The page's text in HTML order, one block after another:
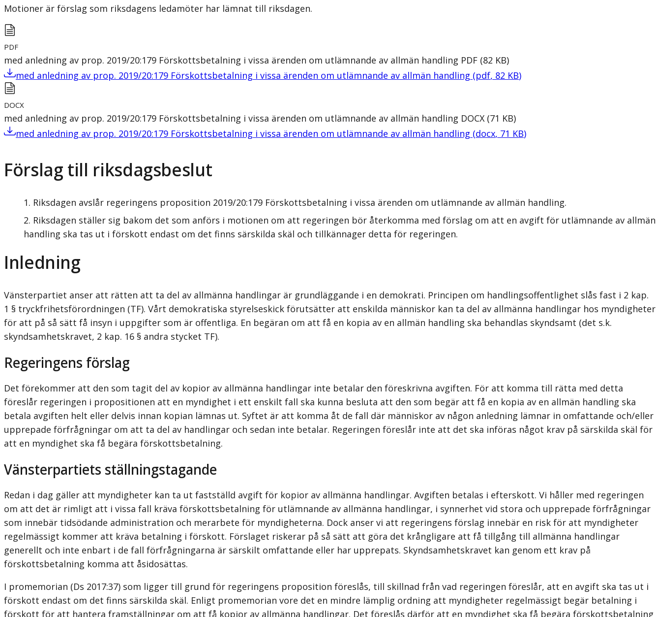
Motioner är förslag som riksdagens ledamöter har lämnat till riksdagen.
PDF
med anledning av prop. 2019/20:179 Förskottsbetalning i vissa ärenden om utlämnande av allmän handling PDF (82 KB)
med anledning av prop. 2019/20:179 Förskottsbetalning i vissa ärenden om utlämnande av allmän handling (pdf, 82 KB)
DOCX
med anledning av prop. 2019/20:179 Förskottsbetalning i vissa ärenden om utlämnande av allmän handling DOCX (71 KB)
med anledning av prop. 2019/20:179 Förskottsbetalning i vissa ärenden om utlämnande av allmän handling (docx, 71 KB)
Förslag till riksdagsbeslut
Riksdagen avslår regeringens proposition 2019/20:179 Förskotts­betalning i vissa ärenden om utlämnande av allmän handling.
Riksdagen ställer sig bakom det som anförs i motionen om att regeringen bör återkomma med förslag om att en avgift för utlämnande av allmän
handling ska tas ut i förskott endast om det finns särskilda skäl och tillkännager detta för regeringen.
Inledning
Vänsterpartiet anser att rätten att ta del av allmänna handlingar är grundläggande i en demokrati. Principen om handlingsoffentlighet slås fast i 2 kap.
1 § tryckfrihetsför­ordningen (TF). Vårt demokratiska styrelseskick förutsätter att enskilda människor kan ta del av allmänna handlingar hos myndigheter
för att på så sätt få insyn i uppgifter som är offentliga. En begäran om att få en kopia av en allmän handling ska behandlas skyndsamt (det s.k.
skyndsamhetskravet, 2 kap. 16 § andra stycket TF).
Regeringens förslag
Det förekommer att den som tagit del av kopior av allmänna handlingar inte betalar den föreskrivna avgiften. För att komma till rätta med detta
föreslår regeringen i proposi­tionen att en myndighet i ett enskilt fall ska kunna besluta att den som begär att få en kopia av en allmän handling ska
betala avgiften helt eller delvis innan kopian lämnas ut. Syftet är att komma åt de fall där människor av någon anledning lämnar in omfattande och/eller
upprepade förfrågningar om att ta del av handlingar och sedan inte betalar. Regeringen föreslår inte att det ska införas något krav på särskilda skäl för
att en myndighet ska få begära förskottsbetalning.
Vänsterpartiets ställningstagande
Redan i dag gäller att myndigheter kan ta ut fastställd avgift för kopior av allmänna handlingar. Avgiften betalas i efterskott. Vi håller med regeringen
om att det är rimligt att i vissa fall kräva förskottsbetalning för utlämnande av allmänna handlingar, i synner­het vid stora och upprepade förfrågningar
som innebär tidsödande administration och merarbete för myndigheterna. Dock anser vi att regeringens förslag innebär en risk för att myndigheter
regelmässigt kommer att kräva betalning i förskott. Förslaget riskerar på så sätt att göra det krångligare att få tillgång till allmänna handlingar
generellt och inte enbart i de fall förfrågningarna är särskilt omfattande eller har upprepats. Skyndsamhetskravet kan genom ett krav på
förskottsbetalning komma att åsidosättas.
I promemorian (Ds 2017:37) som ligger till grund för regeringens proposition före­slås, till skillnad från vad regeringen föreslår, att en avgift ska tas ut i
förskott endast om det finns särskilda skäl. Enligt promemorian vore det en mindre lämplig ordning att myndigheter regelmässigt begär betalning i
förskott för att hantera framställningar om att få kopior av allmänna handlingar. Det föreslås därför att en myndighet ska få begära förskottsbetalning